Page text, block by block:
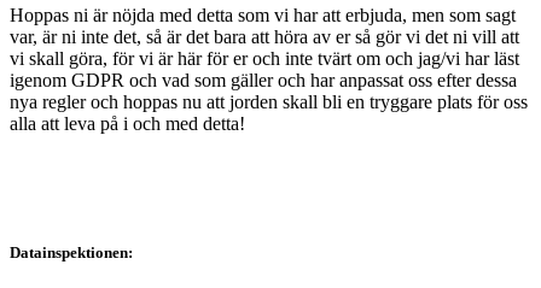
Hoppas ni är nöjda med detta som vi har att erbjuda, men som sagt
var, är ni inte det, så är det bara att höra av er så gör vi det ni vill att
vi skall göra, för vi är här för er och inte tvärt om och jag/vi har läst
igenom GDPR och vad som gäller och har anpassat oss efter dessa
nya regler och hoppas nu att jorden skall bli en tryggare plats för oss
alla att leva på i och med detta!
Datainspektionen: